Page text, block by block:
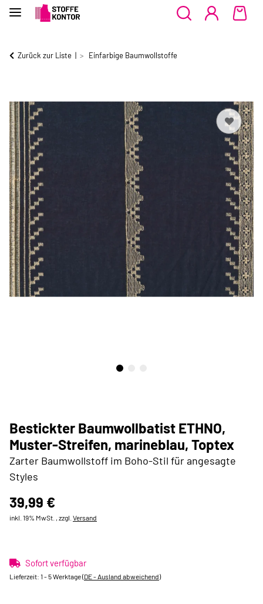
Zurück zur Liste Einfarbige Baumwollstoffe
Bestickter Baumwollbatist ETHNO,
Muster-Streifen, marineblau, Toptex
Zarter Baumwollstoff im Boho-Stil für angesagte
Styles
39,99 €
inkl. 19% MwSt. , zzgl. Versand
Sofort verfügbar
Lieferzeit: 1 - 5 Werktage(DE - Ausland abweichend)